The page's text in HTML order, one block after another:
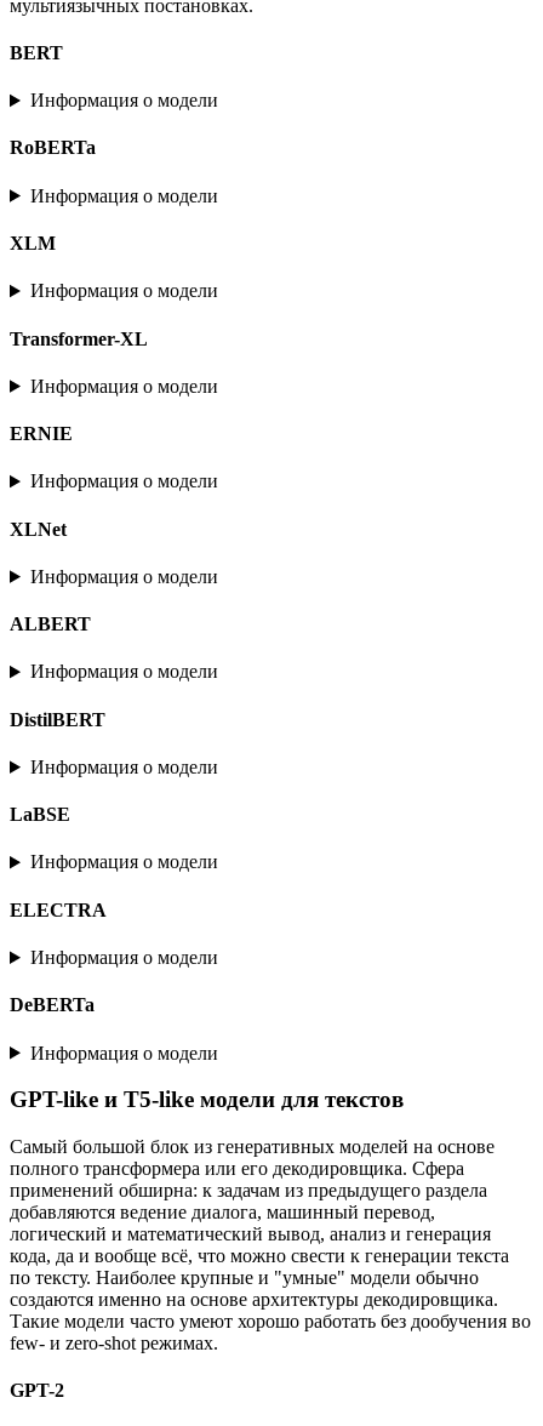
мультиязычных постановках.
BERT
Информация о модели
RoBERTa
Информация о модели
XLM
Информация о модели
Transformer-XL
Информация о модели
ERNIE
Информация о модели
XLNet
Информация о модели
ALBERT
Информация о модели
DistilBERT
Информация о модели
LaBSE
Информация о модели
ELECTRA
Информация о модели
DeBERTa
Информация о модели
GPT-like и T5-like модели для текстов
Самый большой блок из генеративных моделей на основе
полного трансформера или его декодировщика. Сфера
применений обширна: к задачам из предыдущего раздела
добавляются ведение диалога, машинный перевод,
логический и математический вывод, анализ и генерация
кода, да и вообще всё, что можно свести к генерации текста
по тексту. Наиболее крупные и "умные" модели обычно
создаются именно на основе архитектуры декодировщика.
Такие модели часто умеют хорошо работать без дообучения во
few- и zero-shot режимах.
GPT-2